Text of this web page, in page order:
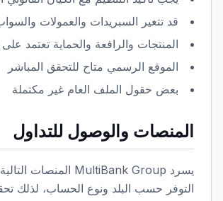
قد تتغير السبريدات والعمولات
المنتجات والرافعة والحماية تعتمد على
الموقع الرسمي متاح للتحقق المباشر
بعض حقول الملف العام غير مكتملة
المنصات والوصول للتداول
التوفر حسب البلد ونوع الحساب، لذلك